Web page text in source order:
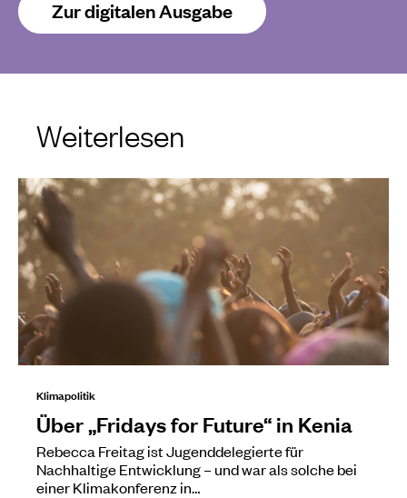
Zur digitalen Ausgabe
Weiterlesen
Klimapolitik
Über „Fridays for Future“ in Kenia
Rebecca Freitag ist Jugenddelegierte für
Nachhaltige Entwicklung – und war als solche bei
einer Klimakonferenz in…